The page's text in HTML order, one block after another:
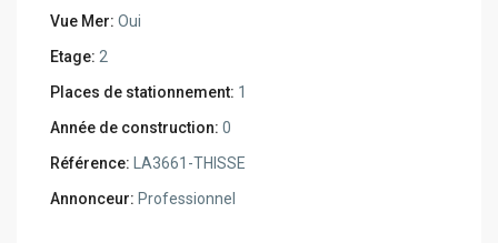
Vue Mer: Oui
Etage: 2
Places de stationnement: 1
Année de construction: 0
Référence: LA3661-THISSE
Annonceur: Professionnel